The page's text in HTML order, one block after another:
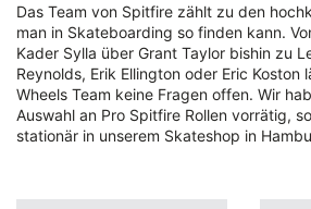
Das Team von Spitfire zählt zu den
man in Skateboarding so finden kann.
Kader Sylla über Grant Taylor bishin zu
Reynolds, Erik Ellington oder Eric Koston
Wheels Team keine Fragen offen. Wir
Auswahl an Pro Spitfire Rollen vorrätig,
stationär in unserem Skateshop in